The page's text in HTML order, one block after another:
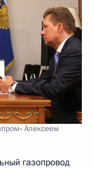
Алексеем
газопровод